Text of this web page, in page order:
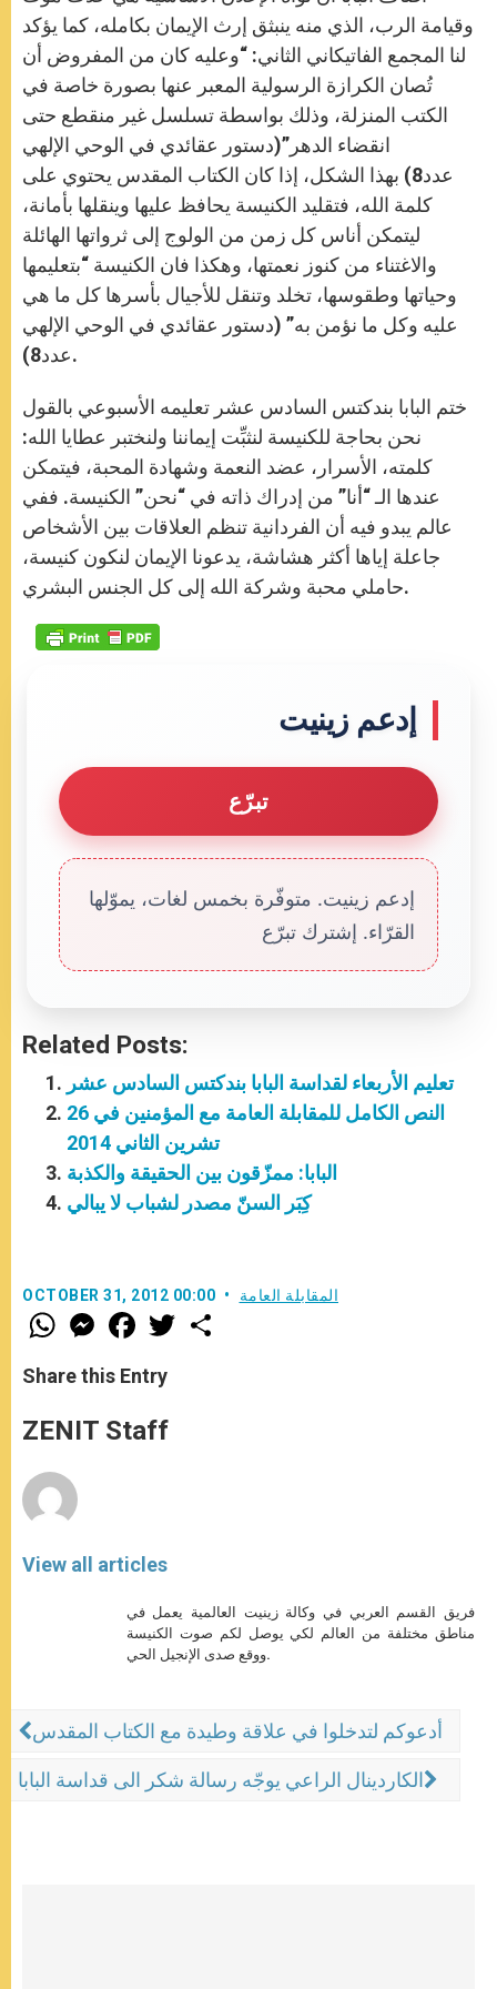
وقيامة الرب، الذي منه ينبثق إرث الإيمان بكامله، كما يؤكد
لنا المجمع الفاتيكاني الثاني: “وعليه كان من المفروض أن
تُصان الكرازة الرسولية المعبر عنها بصورة خاصة في
الكتب المنزلة، وذلك بواسطة تسلسل غير منقطع حتى
انقضاء الدهر”(دستور عقائدي في الوحي الإلهي
عدد8) بهذا الشكل، إذا كان الكتاب المقدس يحتوي على
كلمة الله، فتقليد الكنيسة يحافظ عليها وينقلها بأمانة،
ليتمكن أناس كل زمن من الولوج إلى ثرواتها الهائلة
والاغتناء من كنوز نعمتها، وهكذا فان الكنيسة “بتعليمها
وحياتها وطقوسها، تخلد وتنقل للأجيال بأسرها كل ما هي
عليه وكل ما نؤمن به” (دستور عقائدي في الوحي الإلهي
عدد8).
ختم البابا بندكتس السادس عشر تعليمه الأسبوعي بالقول
نحن بحاجة للكنيسة لنثبِّت إيماننا ولنختبر عطايا الله:
كلمته، الأسرار، عضد النعمة وشهادة المحبة، فيتمكن
عندها الـ “أنا” من إدراك ذاته في “نحن” الكنيسة. ففي
عالم يبدو فيه أن الفردانية تنظم العلاقات بين الأشخاص
جاعلة إياها أكثر هشاشة، يدعونا الإيمان لنكون كنيسة،
حاملي محبة وشركة الله إلى كل الجنس البشري.
إدعم زينيت
تبرّع
إدعم زينيت. متوفّرة بخمس لغات، يموّلها
القرّاء. إشترك تبرّع
Related Posts:
تعليم الأربعاء لقداسة البابا بندكتس السادس عشر
النص الكامل للمقابلة العامة مع المؤمنين في 26
تشرين الثاني 2014
البابا: ممزّقون بين الحقيقة والكذبة
كِبَر السنّ مصدر لشباب لا يبالي
OCTOBER 31, 2012 00:00 المقابلة العامة
W
h
t
s
p
p
M
e
s
e
g
e
F
a
e
b
o
k
w
Share this Entry
ZENIT Staff
View all articles
فريق القسم العربي في وكالة زينيت العالمية يعمل في
مناطق مختلفة من العالم لكي يوصل لكم صوت الكنيسة
ووقع صدى الإنجيل الحي.
أدعوكم لتدخلوا في علاقة وطيدة مع الكتاب المقدس
الكاردينال الراعي يوجّه رسالة شكر الى قداسة البابا